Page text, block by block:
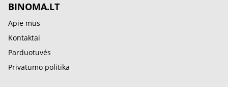
BINOMA.LT
Apie mus
Kontaktai
Parduotuvės
Privatumo politika